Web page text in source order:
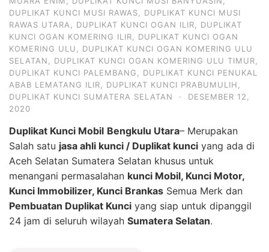
DUPLIKAT KUNCI MUSI RAWAS, DUPLIKAT KUNCI MUSI
RAWAS UTARA, DUPLIKAT KUNCI OGAN ILIR, DUPLIKAT
KUNCI OGAN KOMERING ILIR, DUPLIKAT KUNCI OGAN
KOMERING ULU, DUPLIKAT KUNCI OGAN KOMERING ULU
SELATAN, DUPLIKAT KUNCI OGAN KOMERING ULU TIMUR,
DUPLIKAT KUNCI PALEMBANG, DUPLIKAT KUNCI PENUKAL
ABAB LEMATANG ILIR, DUPLIKAT KUNCI PRABUMULIH,
DUPLIKAT KUNCI SUMATERA SELATAN
·
DESEMBER 12,
2020
Duplikat Kunci Mobil Bengkulu Utara– Merupakan
Salah satu jasa ahli kunci / Duplikat kunci yang ada di
Aceh Selatan Sumatera Selatan khusus untuk
menangani permasalahan kunci Mobil, Kunci Motor,
Kunci Immobilizer, Kunci Brankas Semua Merk dan
Pembuatan Duplikat Kunci yang siap untuk dipanggil
24 jam di seluruh wilayah Sumatera Selatan.